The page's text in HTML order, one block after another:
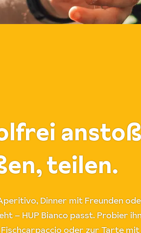
teilen.
Dinner mit Freunden
– HUP Bianco passt. Probier
oder zur Tarte